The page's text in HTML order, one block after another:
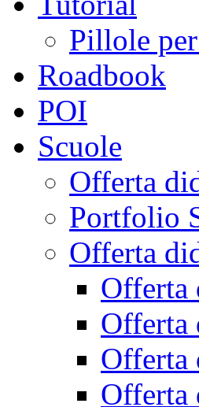
Pillole
Roadbook
POI
Scuole
Offerta
Portfolio
Offerta
Offerta
Offerta
Offerta
Offerta